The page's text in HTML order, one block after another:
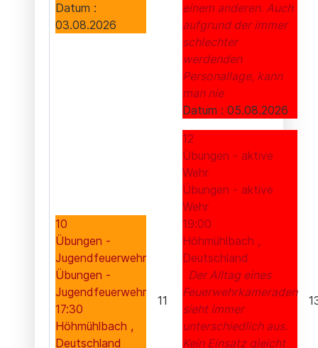
Datum :
03.08.2026
einem anderen. Auch
aufgrund der immer
schlechter
werdenden
Personallage, kann
man nie
Datum : 05.08.2026
10
Übungen -
Jugendfeuerwehr
Übungen -
Jugendfeuerwehr
17:30
Höhmühlbach ,
Deutschland
11
12
Übungen - aktive
Wehr
Übungen - aktive
Wehr
19:00
Höhmühlbach ,
Deutschland
Der Alltag eines
Feuerwehrkameraden
sieht immer
unterschiedlich aus.
Kein Einsatz gleicht